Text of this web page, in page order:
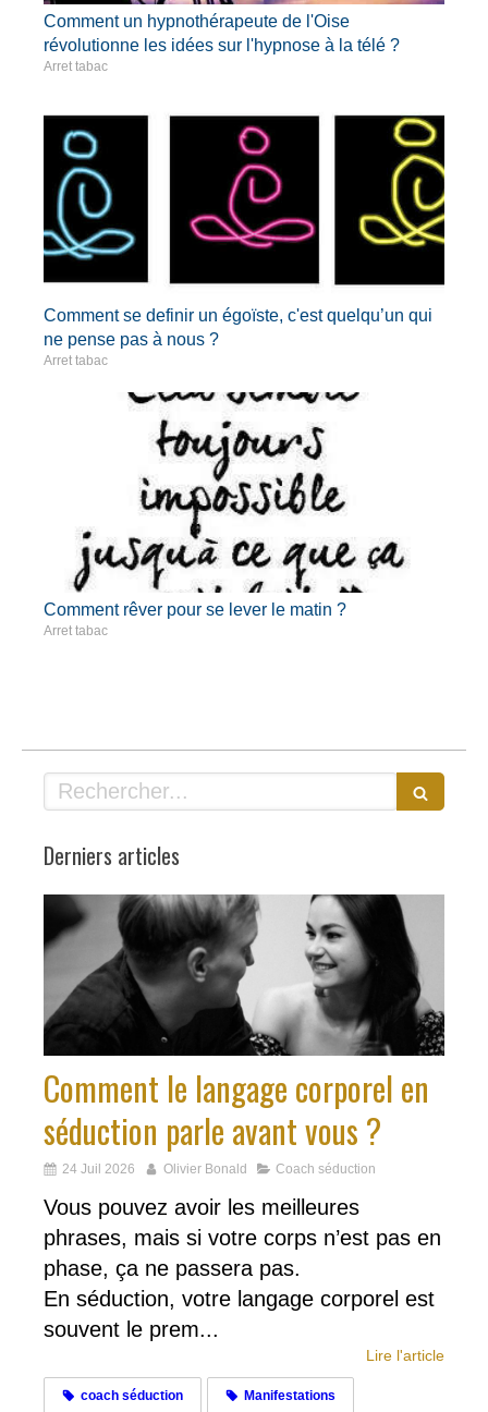
Comment un hypnothérapeute de l'Oise
révolutionne les idées sur l'hypnose à la télé ?
Arret tabac
Comment se definir un égoïste, c'est quelqu’un qui
ne pense pas à nous ?
Arret tabac
Comment rêver pour se lever le matin ?
Arret tabac
Rechercher
Derniers articles
Comment le langage corporel en
séduction parle avant vous ?
24 Juil 2026 Olivier Bonald Coach séduction
Vous pouvez avoir les meilleures
phrases, mais si votre corps n’est pas en
phase, ça ne passera pas.
En séduction, votre langage corporel est
souvent le prem...
Lire l'article
coach séduction Manifestations